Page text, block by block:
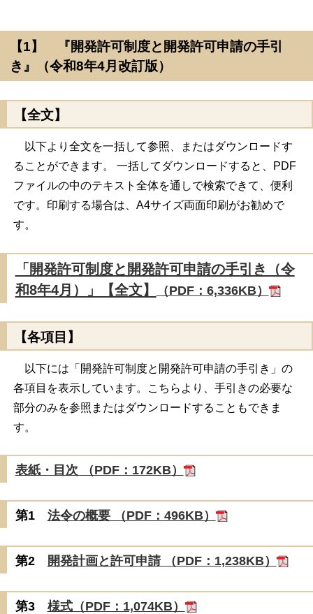
【1】 『開発許可制度と開発許可申請の手引
き』（令和8年4月改訂版）
【全文】
以下より全文を一括して参照、またはダウンロードす
ることができます。 一括してダウンロードすると、PDF
ファイルの中のテキスト全体を通しで検索できて、便利
です。印刷する場合は、A4サイズ両面印刷がお勧めで
す。
「開発許可制度と開発許可申請の手引き（令
和8年4月）」【全文】
（PDF：6,336KB）
【各項目】
以下には「開発許可制度と開発許可申請の手引き」の
各項目を表示しています。こちらより、手引きの必要な
部分のみを参照またはダウンロードすることもできま
す。
表紙・目次 （PDF：172KB）
第1 法令の概要 （PDF：496KB）
第2 開発計画と許可申請 （PDF：1,238KB）
第3 様式（PDF：1,074KB）